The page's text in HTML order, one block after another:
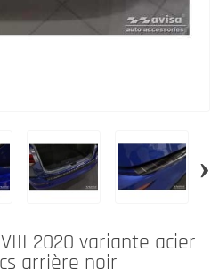
›
VIII 2020 variante acier
arrière noir